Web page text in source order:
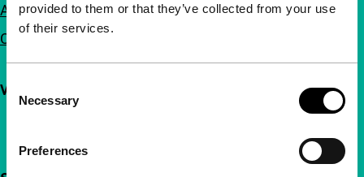
provided to them or that they’ve collected from your use
of their services.
Consent
Selection
Necessary
Preferences
Adverteren
Contact
Volg IFFR